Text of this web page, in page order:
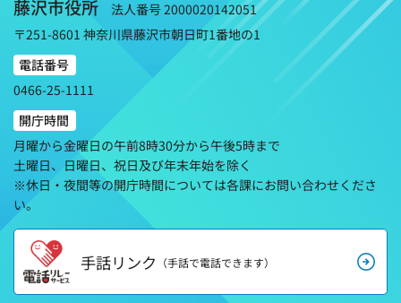
藤沢市役所
法人番号 2000020142051
〒251-8601 神奈川県藤沢市朝日町1番地の1
電話番号
0466-25-1111
開庁時間
月曜から金曜日の午前8時30分から午後5時まで
土曜日、日曜日、祝日及び年末年始を除く
※休日・夜間等の開庁時間については各課にお問い合わせくださ
い。
手話リンク （手話で電話できます）